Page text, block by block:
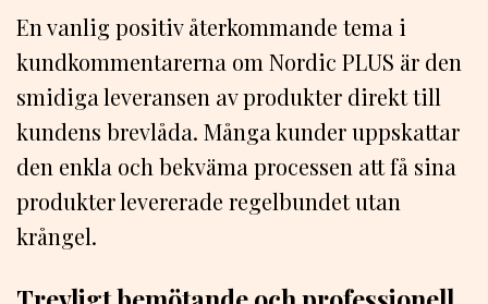
En vanlig positiv återkommande tema i
kundkommentarerna om Nordic PLUS är den
smidiga leveransen av produkter direkt till
kundens brevlåda. Många kunder uppskattar
den enkla och bekväma processen att få sina
produkter levererade regelbundet utan
krångel.